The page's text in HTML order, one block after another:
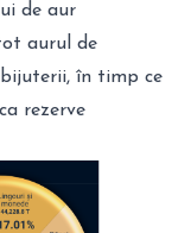
de aur
aurul de
în timp ce
rezerve